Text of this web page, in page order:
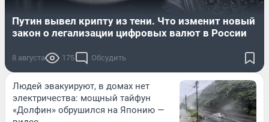
Путин вывел крипту из тени. Что изменит новый
закон о легализации цифровых валют в России
8 августа 175 Обсудить
Людей эвакуируют, в домах нет
электричества: мощный тайфун
«Долфин» обрушился на Японию —